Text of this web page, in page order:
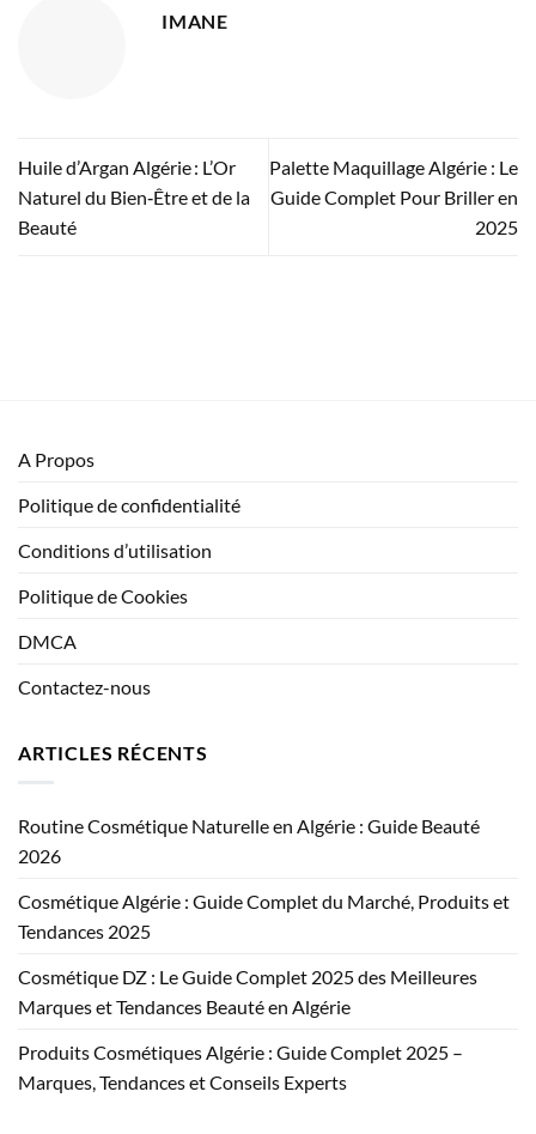
IMANE
Huile d’Argan Algérie : L’Or
Naturel du Bien‑Être et de la
Beauté
Palette Maquillage Algérie : Le
Guide Complet Pour Briller en
2025
A Propos
Politique de confidentialité
Conditions d’utilisation
Politique de Cookies
DMCA
Contactez-nous
ARTICLES RÉCENTS
Routine Cosmétique Naturelle en Algérie : Guide Beauté
2026
Cosmétique Algérie : Guide Complet du Marché, Produits et
Tendances 2025
Cosmétique DZ : Le Guide Complet 2025 des Meilleures
Marques et Tendances Beauté en Algérie
Produits Cosmétiques Algérie : Guide Complet 2025 –
Marques, Tendances et Conseils Experts